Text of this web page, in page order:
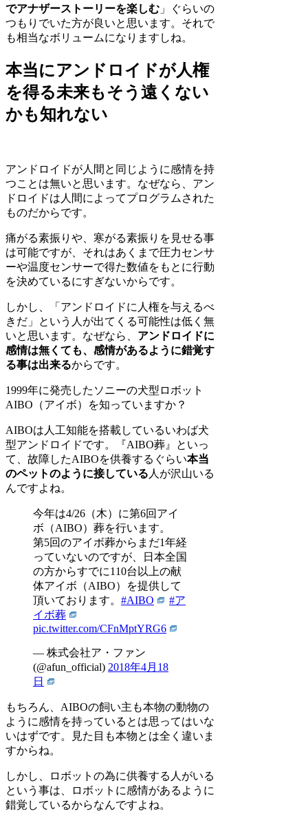
でアナザーストーリーを楽しむ 」ぐらいの
つもりでいた方が良いと思います。それで
も相当なボリュームになりますしね。
本当にアンドロイドが人権
を得る未来もそう遠くない
かも知れない
アンドロイドが人間と同じように感情を持
つことは無いと思います。なぜなら、アン
ドロイドは人間によってプログラムされた
ものだからです。
痛がる素振りや、寒がる素振りを見せる事
は可能ですが、それはあくまで圧力センサ
ーや温度センサーで得た数値をもとに行動
を決めているにすぎないからです。
しかし、「アンドロイドに人権を与えるべ
きだ」という人が出てくる可能性は低く無
いと思います。なぜなら、 アンドロイドに
感情は無くても、感情があるように錯覚す
る事は出来るからです。
1999年に発売したソニーの犬型ロボット
AIBO（アイボ）を知っていますか？
AIBOは人工知能を搭載しているいわば犬
型アンドロイドです。『AIBO葬』といっ
て、故障したAIBOを供養するぐらい本当
のペットのように接している 人が沢山いる
んですよね。
今年は4/26（木）に第6回アイ
ボ（AIBO）葬を行います。
第5回のアイボ葬からまだ1年経
っていないのですが、日本全国
の方からすでに110台以上の献
体アイボ（AIBO）を提供して
頂いております。 #AIBO
#ア
イボ葬
pic.twitter.com/CFnMptYRG6
— 株式会社ア・ファン
(@afun_official) 2018年4月18
日
もちろん、AIBOの飼い主も本物の動物の
ように感情を持っているとは思ってはいな
いはずです。見た目も本物とは全く違いま
すからね。
しかし、ロボットの為に供養する人がいる
という事は、ロボットに感情があるように
錯覚しているからなんですよね。